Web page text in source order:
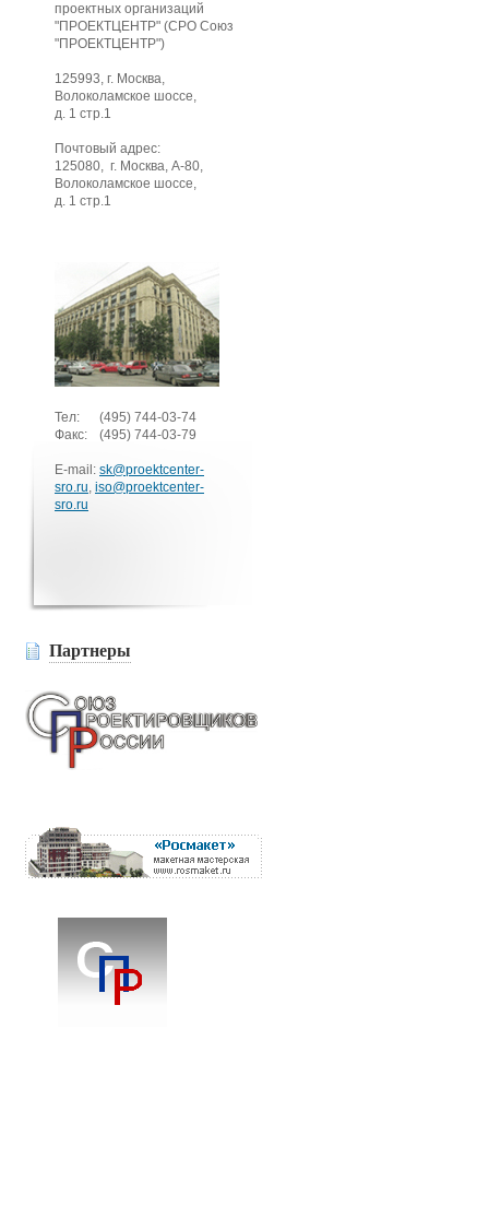
проектных организаций
"ПРОЕКТЦЕНТР" (СРО Союз
"ПРОЕКТЦЕНТР")
125993, г. Москва,
Волоколамское шоссе,
д. 1 стр.1
Почтовый адрес:
125080, г. Москва, А-80,
Волоколамское шоссе,
д. 1 стр.1
Тел: (495) 744-03-74
Факс:
(495) 744-03-79
E-mail: sk@proektcenter-
sro.ru, iso@proektcenter-
sro.ru
Партнеры